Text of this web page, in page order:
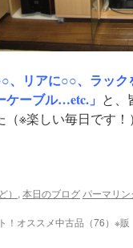
、リアに○○、ラッ
ーブル…etc.」 と、
※楽しい毎日です！）
） , 本日のブログ パーマリン
！オススメ中古品（76）※販